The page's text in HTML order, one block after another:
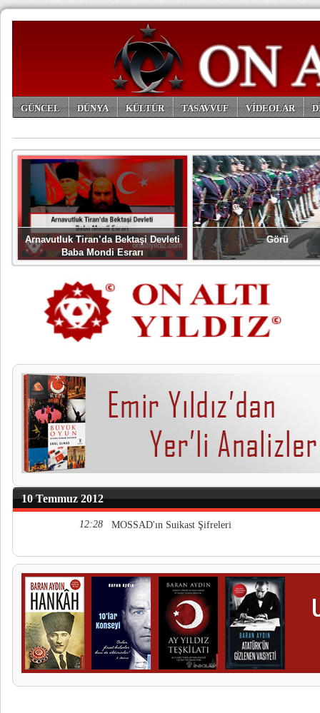
GÜNCEL DÜNYA KÜLTÜR TASAVVUF VİDEOLAR
Arnavutluk Tiran’da Bektaşi Devleti
Baba Mondi Esrarı
Görü
10 Temmuz 2012
12:28 MOSSAD'ın Suikast Şifreleri